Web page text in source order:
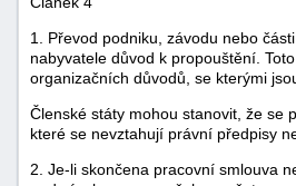
1. Převod podniku, závodu nebo
nabyvatele důvod k propouštění.
organizačních důvodů, se kterými
Členské státy mohou stanovit, že se
které se nevztahují právní předpisy
2. Je-li skončena pracovní smlouva